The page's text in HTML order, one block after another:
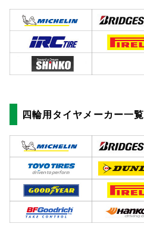
四輪用タイヤメーカー一覧